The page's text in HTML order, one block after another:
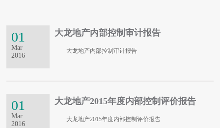
01
Mar
2016
大龙地产内部控制审计报告
大龙地产内部控制审计报告
01
Mar
2016
大龙地产2015年度内部控制评价报告
大龙地产2015年度内部控制评价报告